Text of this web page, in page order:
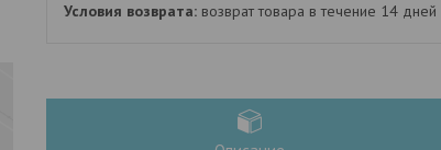
возврат товара в течение 14 дней